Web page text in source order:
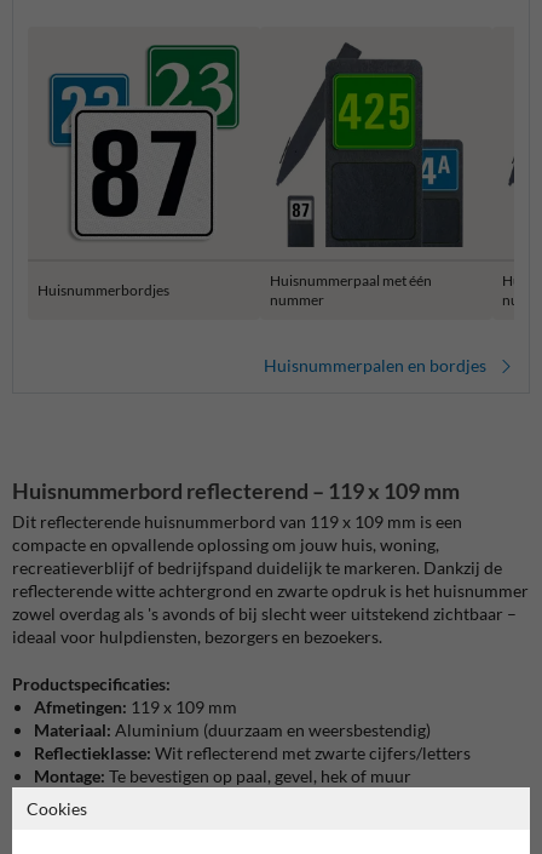
Huisnummerbordjes
Huisnummerpaal met één
nummer
Huisnummerpalen en bordjes
Huisnummerbord reflecterend – 119 x 109 mm
Dit reflecterende huisnummerbord van 119 x 109 mm is een
compacte en opvallende oplossing om jouw huis, woning,
recreatieverblijf of bedrijfspand duidelijk te markeren. Dankzij de
reflecterende witte achtergrond en zwarte opdruk is het huisnummer
zowel overdag als 's avonds of bij slecht weer uitstekend zichtbaar –
ideaal voor hulpdiensten, bezorgers en bezoekers.
Productspecificaties:
Afmetingen: 119 x 109 mm
Materiaal: Aluminium (duurzaam en weersbestendig)
Reflectieklasse: Wit reflecterend met zwarte cijfers/letters
Montage: Te bevestigen op paal, gevel, hek of muur
Toepassing:
bedrijfspercelen
Cookies